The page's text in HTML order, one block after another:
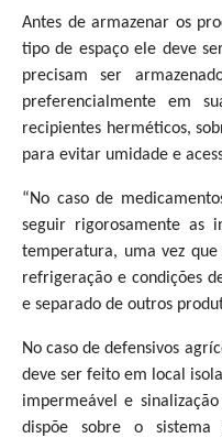
Antes de armazenar os
tipo de espaço ele deve
precisam ser
preferencialmente em
recipientes herméticos,
para evitar umidade e
“No caso de
seguir rigorosamente as
temperatura, uma vez
refrigeração e condições
e separado de outros
No caso de defensivos
deve ser feito em local
impermeável e
dispõe sobre o sistema